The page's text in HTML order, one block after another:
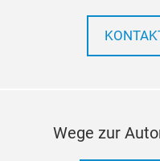
Wege zur